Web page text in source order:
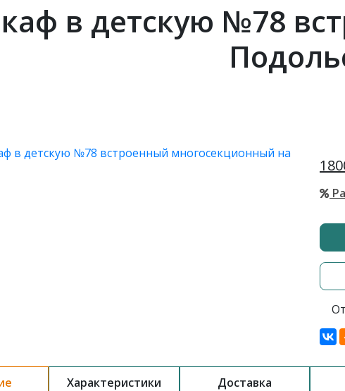
в детскую №78
Характеристики Доставка